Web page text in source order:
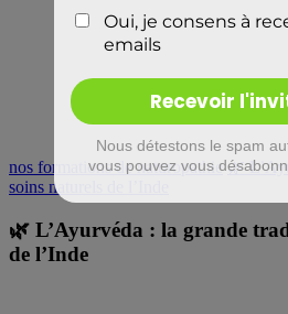
nos formations de naturopathie 🌿
soins naturels de l’Inde
🌿 L’Ayurvéda : la grande
de l’Inde